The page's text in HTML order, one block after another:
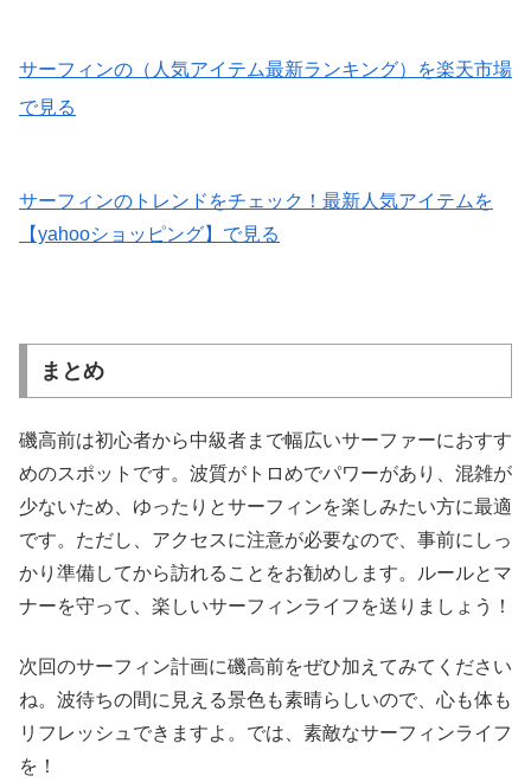
サーフィンの（人気アイテム最新ランキング）を楽天市場
で見る
サーフィンのトレンドをチェック！最新人気アイテムを
【yahooショッピング】で見る
まとめ
磯高前は初心者から中級者まで幅広いサーファーにおすす
めのスポットです。波質がトロめでパワーがあり、混雑が
少ないため、ゆったりとサーフィンを楽しみたい方に最適
です。ただし、アクセスに注意が必要なので、事前にしっ
かり準備してから訪れることをお勧めします。ルールとマ
ナーを守って、楽しいサーフィンライフを送りましょう！
次回のサーフィン計画に磯高前をぜひ加えてみてください
ね。波待ちの間に見える景色も素晴らしいので、心も体も
リフレッシュできますよ。では、素敵なサーフィンライフ
を！